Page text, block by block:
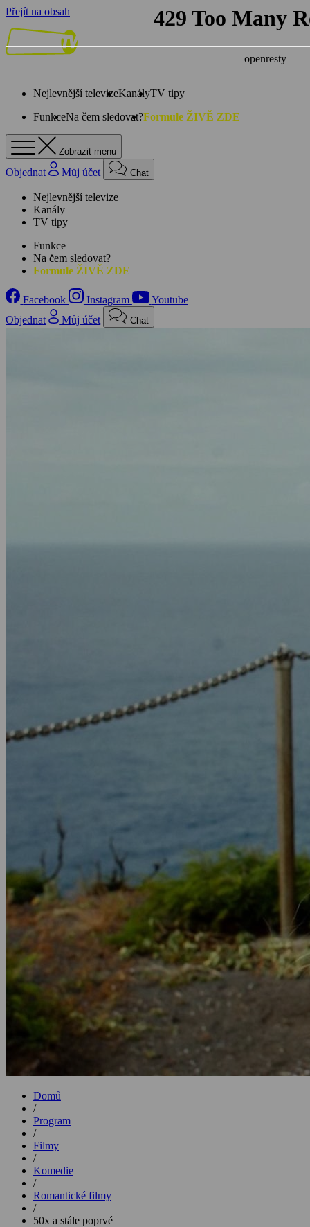
Přejít na obsah
Nejlevnější televizeKanályTV tipy
FunkceNa čem sledovat?Formule ŽIVĚ ZDE
Zobrazit menu
Objednat Můj účet Chat
Nejlevnější televize
Kanály
TV tipy
Funkce
Na čem sledovat?
Formule ŽIVĚ ZDE
Facebook Instagram
Youtube
Objednat
Můj účet Chat
Domů
/
Program
/
Filmy
/
Komedie
/
Romantické filmy
/
50x a stále poprvé